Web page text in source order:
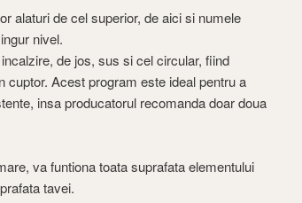
alaturi de cel superior, de aici si numele
nivel.
de jos, sus si cel circular, fiind
cuptor. Acest program este ideal pentru a
insa producatorul recomanda doar doua
va funtiona toata suprafata elementului
tavei.